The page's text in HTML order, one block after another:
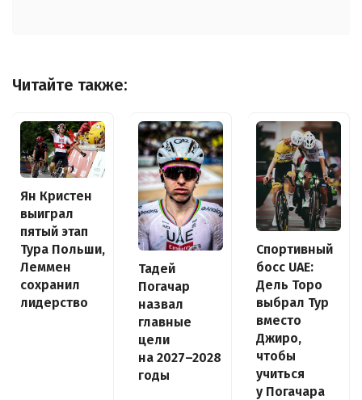
Читайте также:
Ян Кристен
выиграл
пятый этап
Тура Польши,
Леммен
сохранил
лидерство
Тадей
Погачар
назвал
главные
цели
на 2027–2028
годы
Спортивный
босс UAE:
Дель Торо
выбрал Тур
вместо
Джиро,
чтобы
учиться
у Погачара